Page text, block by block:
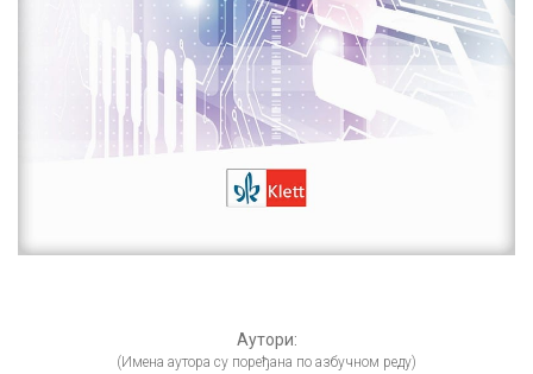
Аутори:
(Имена аутора су поређана по азбучном реду)